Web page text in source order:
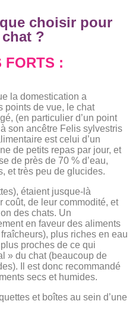
choisir pour
?
FORTS :
la domestication a
points de vue, le chat
(en particulier d’un point
son ancêtre Felis sylvestris
est celui d’un
de petits repas par jour, et
de près de 70 % d’eau,
et très peu de glucides.
étaient jusque-là
coût, de leur commodité, et
des chats. Un
en faveur des aliments
plus riches en eau
proches de ce qui
» du chat (beaucoup de
Il est donc recommandé
secs et humides.
et boîtes au sein d’une